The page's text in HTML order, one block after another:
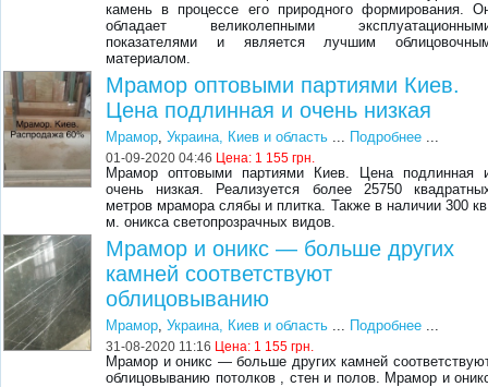
камень в процессе его природного формирования.
обладает великолепными
показателями и является лучшим
материалом.
Мрамор оптовыми партиями Киев.
Цена подлинная и очень низкая
Мрамор,Украина, Киев и область ... Подробнее ...
01-09-2020 04:46 Цена: 1 155 грн.
Мрамор оптовыми партиями Киев. Цена подлинная
очень низкая. Реализуется более 25750
метров мрамора слябы и плитка. Также в наличии 300
м. оникса светопрозрачных видов.
Мрамор и оникс — больше других
камней соответствуют
облицовыванию
Мрамор,Украина, Киев и область ... Подробнее ...
31-08-2020 11:16 Цена: 1 155 грн.
Мрамор и оникс — больше других камней
облицовыванию потолков , стен и полов. Мрамор и